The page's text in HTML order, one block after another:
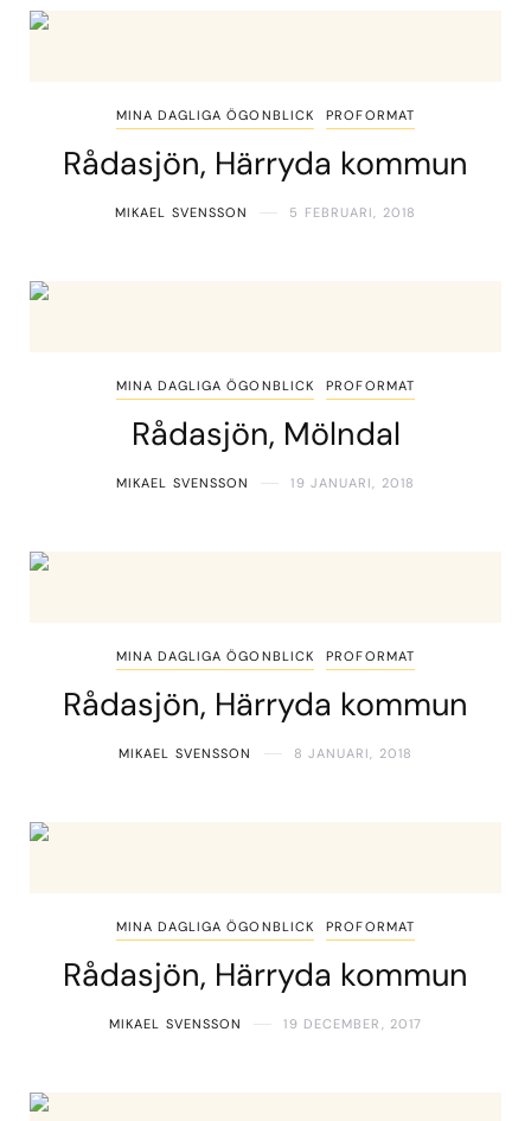
MINA DAGLIGA ÖGONBLICK PROFORMAT
Rådasjön, Härryda kommun
MIKAEL SVENSSON 5 FEBRUARI, 2018
MINA DAGLIGA ÖGONBLICK PROFORMAT
Rådasjön, Mölndal
MIKAEL SVENSSON 19 JANUARI, 2018
MINA DAGLIGA ÖGONBLICK PROFORMAT
Rådasjön, Härryda kommun
MIKAEL SVENSSON 8 JANUARI, 2018
MINA DAGLIGA ÖGONBLICK PROFORMAT
Rådasjön, Härryda kommun
MIKAEL SVENSSON 19 DECEMBER, 2017